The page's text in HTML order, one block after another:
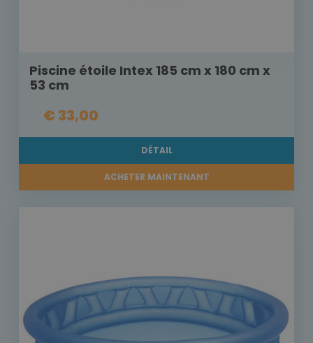
Piscine étoile Intex 185 cm x 180 cm x
53 cm
€ 33,00
DÉTAIL
ACHETER MAINTENANT